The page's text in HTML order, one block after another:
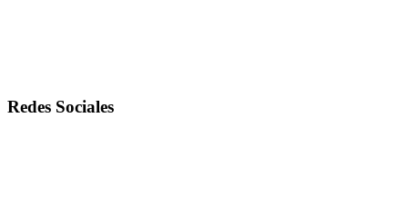
Redes Sociales